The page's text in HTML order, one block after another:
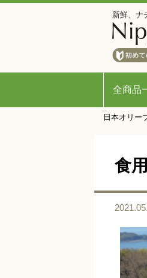
新鮮、ナ
全商品
日本オリー
食